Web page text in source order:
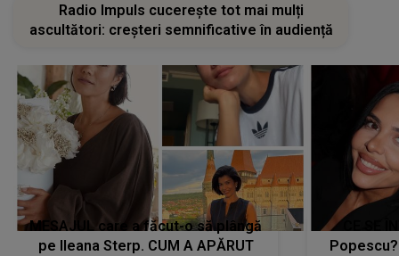
Radio Impuls cucerește tot mai mulți
ascultători: creșteri semnificative în audiență
MESAJUL care a făcut-o să plângă
pe Ileana Sterp. CUM A APĂRUT